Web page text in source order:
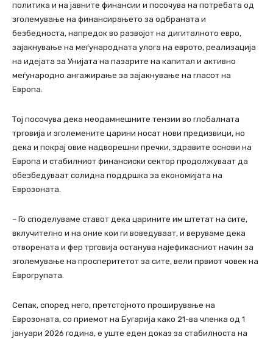
политика и на јавните финансии и посочува на потребата од
зголемување на финансирањето за одбраната и
безбедноста, напредок во развојот на дигиталното евро,
зајакнување на меѓународната улога на еврото, реализација
на идејата за Унијата на пазарите на капитал и активно
меѓународно ангажирање за зајакнување на гласот на
Европа.
Тој посочува дека неодамнешните тензии во глобалната
трговија и зголемените царини носат нови предизвици, но
дека и покрај овие надворешни пречки, здравите основи на
Европа и стабилниот финансиски сектор продолжуваат да
обезбедуваат солидна поддршка за економијата на
Еврозоната.
– Го споделуваме ставот дека царините им штетат на сите,
вклучително и на оние кои ги воведуваат, и веруваме дека
отворената и фер трговија останува најефикасниот начин за
зголемување на просперитетот за сите, вели првиот човек на
Еврогрупата.
Сепак, според него, претстојното проширување на
Еврозоната, со приемот на Бугарија како 21-ва членка од 1
јануари 2026 година, е уште еден доказ за стабилноста на